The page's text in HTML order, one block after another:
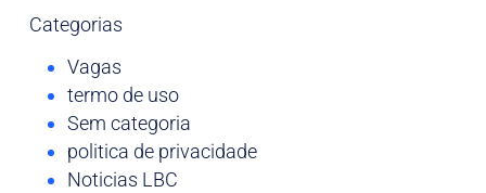
Categorias
Vagas
termo de uso
Sem categoria
politica de privacidade
Noticias LBC